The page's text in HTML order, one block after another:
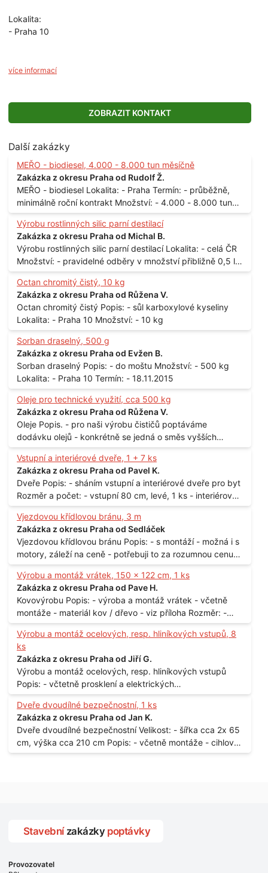
Lokalita:
- Praha 10
více informací
ZOBRAZIT KONTAKT
Další zakázky
MEŘO - biodiesel, 4.000 - 8.000 tun měsíčně
Zakázka z okresu Praha od Rudolf Ž.
MEŘO - biodiesel Lokalita: - Praha Termín: - průběžně,
minimálně roční kontrakt Množství: - 4.000 - 8.000 tun
měsíčně
Výrobu rostlinných silic parní destilací
Zakázka z okresu Praha od Michal B.
Výrobu rostlinných silic parní destilací Lokalita: - celá ČR
Množství: - pravidelné odběry v množství přibližně 0,5 l
až 1 l
Octan chromitý čistý, 10 kg
Zakázka z okresu Praha od Růžena V.
Octan chromitý čistý Popis: - sůl karboxylové kyseliny
Lokalita: - Praha 10 Množství: - 10 kg
Sorban draselný, 500 g
Zakázka z okresu Praha od Evžen B.
Sorban draselný Popis: - do moštu Množství: - 500 kg
Lokalita: - Praha 10 Termín: - 18.11.2015
Oleje pro technické využití, cca 500 kg
Zakázka z okresu Praha od Růžena V.
Oleje Popis. - pro naši výrobu čističů poptáváme
dodávku olejů - konkrétně se jedná o směs vyšších
mastných kyselin s převahou olejové kyseliny - účelem je
technické využití - hustota při 20°C - cca 870 kg / m3
Balení: - po 190 kg v sudu Množství: - cca 500 kg - roční
spotřeba Lokalita: - Praha
Vstupní a interiérové dveře, 1 + 7 ks
Zakázka z okresu Praha od Pavel K.
Dveře Popis: - sháním vstupní a interiérové dveře pro byt
Rozměr a počet: - vstupní 80 cm, levé, 1 ks - interiérové
80 cm, levé, 2 ks - 80 cm, pravé, 3 ks - 60 cm, levé, 2 ks
Lokalita: - Praha 10
Vjezdovou křídlovou bránu, 3 m
Zakázka z okresu Praha od Sedláček
Vjezdovou křídlovou bránu Popis: - s montáží - možná i s
motory, záleží na ceně - potřebuji to za rozumnou cenu
Materiál: - ocel Množství: - 1 ks Velikost: - 3 m Lokalita: -
Praha
Výrobu a montáž vrátek, 150 x 122 cm, 1 ks
Zakázka z okresu Praha od Pave H.
Kovovýrobu Popis: - výroba a montáž vrátek - včetně
montáže - materiál kov / dřevo - viz příloha Rozměr: -
150 x 122 cm Lokalita: - Senohraby Nabídky na e-mail.
Výrobu a montáž ocelových, resp. hliníkových vstupů, 8
ks
Zakázka z okresu Praha od Jiří G.
Výrobu a montáž ocelových, resp. hliníkových vstupů
Popis: - včtetně prosklení a elektrických
samozamýkacích zámků pro panelový dům - jedná se o
vchodové dveře umístěné v zarámovaném a proskleném
portálu - předmětem dodávky bude i demontáž
stávajících a už nevyhovujících prosklených,
umělohmotných vstupů Množství: - 8 ks Lokalita: - 7, 9,
Dveře dvoudílné bezpečnostní, 1 ks
Zakázka z okresu Praha od Jan K.
Dveře dvoudílné bezpečnostní Velikost: - šířka cca 2x 65
cm, výška cca 210 cm Popis: - včetně montáže - cihlový
dům, 2. patro - vchod z chodby - rozměry bez zárubní
Stavební zakázky poptávky
Provozovatel